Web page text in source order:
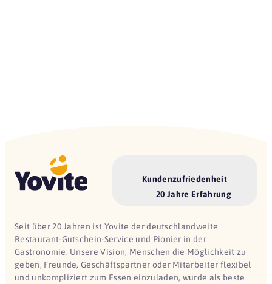
Kundenzufriedenheit
20 Jahre Erfahrung
Seit über 20 Jahren ist Yovite der deutschlandweite
Restaurant-Gutschein-Service und Pionier in der
Gastronomie. Unsere Vision, Menschen die Möglichkeit zu
geben, Freunde, Geschäftspartner oder Mitarbeiter flexibel
und unkompliziert zum Essen einzuladen, wurde als beste